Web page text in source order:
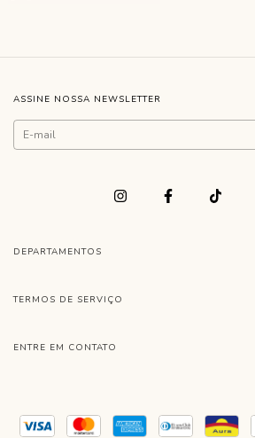
ASSINE NOSSA NEWSLETTER
DEPARTAMENTOS
TERMOS DE SERVIÇO
ENTRE EM CONTATO